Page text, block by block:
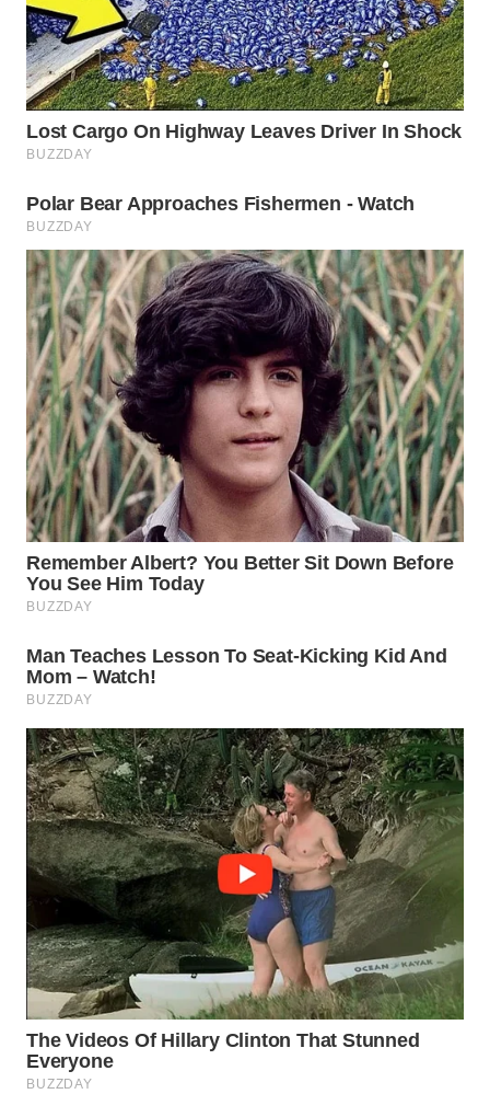
WN
PADANG
LAWAS
WN
SUMEDANG
WN
WN
KEPULAUAN
SERIBU
WN
TANGERANG
WN
BINJAI
WN
CIREBON
WN
INDRAMAYU
WN
KUNINGAN
WN
MAJALENGKA
WN
SUBANG
WN
SUKABUMI
WN
PURWAKARTA